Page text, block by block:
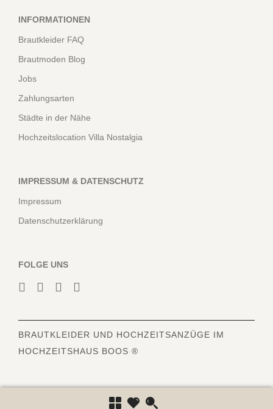
INFORMATIONEN
Brautkleider FAQ
Brautmoden Blog
Jobs
Zahlungsarten
Städte in der Nähe
Hochzeitslocation Villa Nostalgia
IMPRESSUM & DATENSCHUTZ
Impressum
Datenschutzerklärung
FOLGE UNS
BRAUTKLEIDER UND HOCHZEITSANZÜGE IM
HOCHZEITSHAUS BOOS ®